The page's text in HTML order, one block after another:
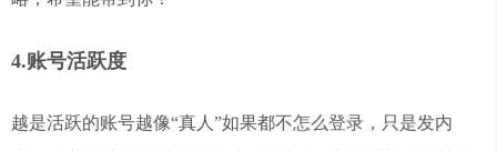
4.账号活跃度
越是活跃的账号越像“真人”如果都不怎么登录，只是发内